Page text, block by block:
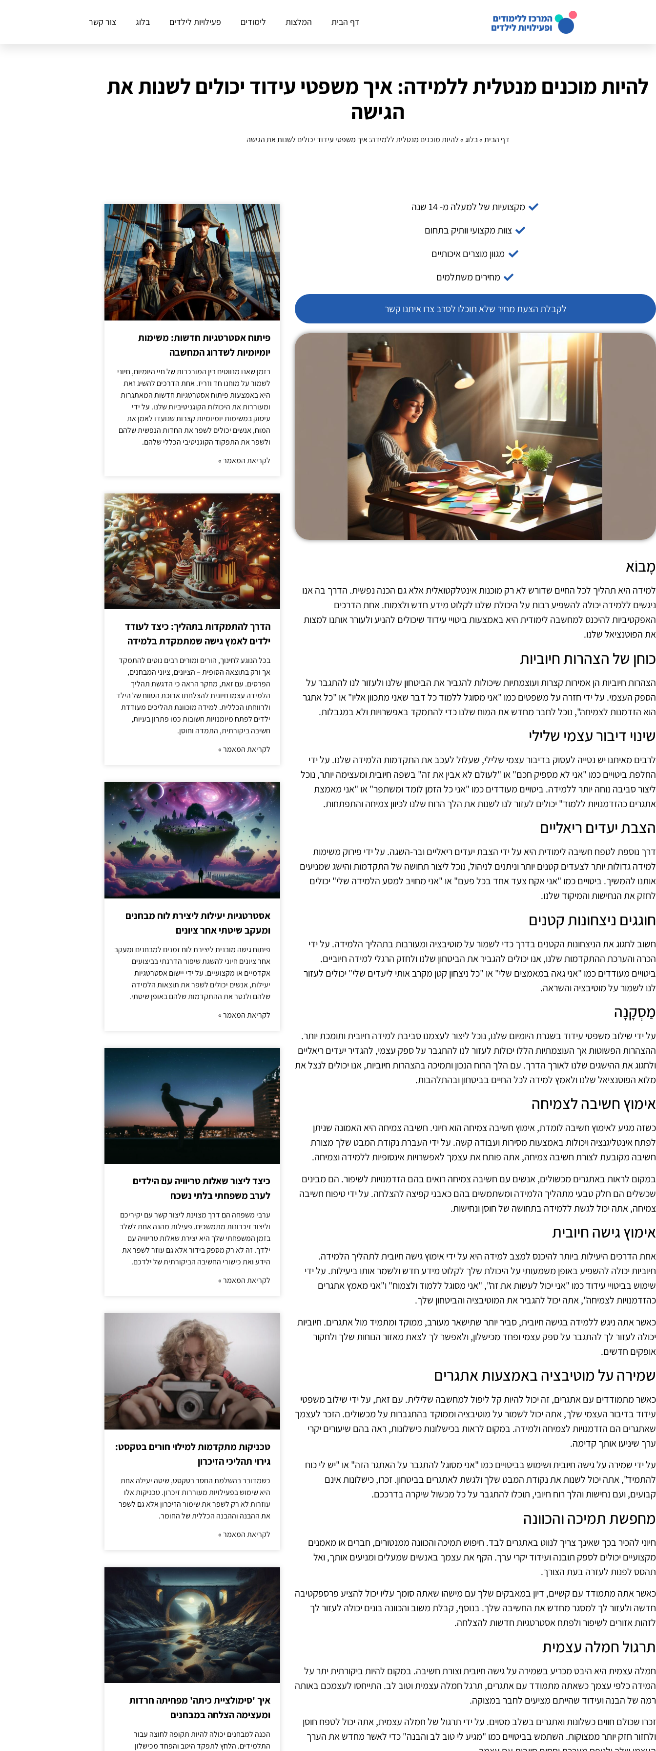
דף הבית המלצות לימודים פעילויות לילדים בלוג צור קשר
להיות מוכנים מנטלית ללמידה: איך משפטי עידוד יכולים לשנות את
הגישה
דף הבית»בלוג»להיות מוכנים מנטלית ללמידה: איך משפטי עידוד יכולים לשנות את הגישה
מקצועיות של למעלה מ- 14 שנה
צוות מקצועי וותיק בתחום
מגוון מוצרים איכותיים
מחירים משתלמים
לקבלת הצעת מחיר שלא תוכלו לסרב צרו איתנו קשר
מָבוֹא
למידה היא תהליך לכל החיים שדורש לא רק מוכנות אינטלקטואלית אלא גם הכנה נפשית. הדרך בה אנו
ניגשים ללמידה יכולה להשפיע רבות על היכולת שלנו לקלוט מידע חדש ולצמוח. אחת הדרכים
האפקטיביות להיכנס למחשבה לימודית היא באמצעות ביטויי עידוד שיכולים להניע ולעורר אותנו למצות
את הפוטנציאל שלנו.
כוחן של הצהרות חיוביות
הצהרות חיוביות הן אמירות קצרות ועוצמתיות שיכולות להגביר את הביטחון שלנו ולעזור לנו להתגבר על
הספק העצמי. על ידי חזרה על משפטים כמו "אני מסוגל ללמוד כל דבר שאני מתכוון אליו" או "כל אתגר
הוא הזדמנות לצמיחה", נוכל לחבר מחדש את המוח שלנו כדי להתמקד באפשרויות ולא במגבלות.
שינוי דיבור עצמי שלילי
לרבים מאיתנו יש נטייה לעסוק בדיבור עצמי שלילי, שעלול לעכב את התקדמות הלמידה שלנו. על ידי
החלפת ביטויים כמו "אני לא מספיק חכם" או "לעולם לא אבין את זה" בשפה חיובית ומעצימה יותר, נוכל
ליצור סביבה נוחה יותר ללמידה. ביטויים מעודדים כמו "אני כל הזמן לומד ומשתפר" או "אני מאמצת
אתגרים כהזדמנויות ללמוד" יכולים לעזור לנו לשנות את הלך הרוח שלנו לכיוון צמיחה והתפתחות.
הצבת יעדים ריאליים
דרך נוספת לטפח חשיבה לימודית היא על ידי הצבת יעדים ריאליים ובר-השגה. על ידי פירוק משימות
למידה גדולות יותר לצעדים קטנים יותר וניתנים לניהול, נוכל ליצור תחושה של התקדמות והישג שמניעים
אותנו להמשיך. ביטויים כמו "אני אקח צעד אחד בכל פעם" או "אני מחויב למסע הלמידה שלי" יכולים
לחזק את הנחישות והמיקוד שלנו.
חוגגים ניצחונות קטנים
חשוב לחגוג את הניצחונות הקטנים בדרך כדי לשמור על מוטיבציה ומעורבות בתהליך הלמידה. על ידי
הכרה והערכת ההתקדמות שלנו, אנו יכולים להגביר את הביטחון שלנו ולחזק הרגלי למידה חיוביים.
ביטויים מעודדים כמו "אני גאה במאמצים שלי" או "כל ניצחון קטן מקרב אותי ליעדים שלי" יכולים לעזור
לנו לשמור על מוטיבציה והשראה.
מַסְקָנָה
על ידי שילוב משפטי עידוד בשגרת היומיום שלנו, נוכל ליצור לעצמנו סביבת למידה חיובית ותומכת יותר.
ההצהרות הפשוטות אך העוצמתיות הללו יכולות לעזור לנו להתגבר על ספק עצמי, להגדיר יעדים ריאליים
ולחגוג את ההישגים שלנו לאורך הדרך. עם הלך הרוח הנכון ותמיכה בהצהרות חיוביות, אנו יכולים לנצל את
מלוא הפוטנציאל שלנו ולאמץ למידה לכל החיים בביטחון ובהתלהבות.
אימוץ חשיבה לצמיחה
כשזה מגיע לאימוץ חשיבה לומדת, אימוץ חשיבה צמיחה הוא חיוני. חשיבה צמיחה היא האמונה שניתן
לפתח אינטליגנציה ויכולות באמצעות מסירות ועבודה קשה. על ידי העברת נקודת המבט שלך מצורת
חשיבה מקובעת לצורת חשיבה צמיחה, אתה פותח את עצמך לאפשרויות אינסופיות ללמידה וצמיחה.
במקום לראות באתגרים מכשולים, אנשים עם חשיבה צמיחה רואים בהם הזדמנויות לשיפור. הם מבינים
שכשלים הם חלק טבעי מתהליך הלמידה ומשתמשים בהם כאבני קפיצה להצלחה. על ידי טיפוח חשיבה
צמיחה, אתה יכול לגשת ללמידה בתחושה של חוסן ונחישות.
אימוץ גישה חיובית
אחת הדרכים היעילות ביותר להיכנס למצב למידה היא על ידי אימוץ גישה חיובית לתהליך הלמידה.
חיוביות יכולה להשפיע באופן משמעותי על היכולת שלך לקלוט מידע חדש ולשמר אותו ביעילות. על ידי
שימוש בביטויי עידוד כמו "אני יכול לעשות את זה", "אני מסוגל ללמוד ולצמוח" ו"אני מאמץ אתגרים
כהזדמנויות לצמיחה", אתה יכול להגביר את המוטיבציה והביטחון שלך.
כאשר אתה ניגש ללמידה בגישה חיובית, סביר יותר שתישאר מעורב, ממוקד ומתמיד מול אתגרים. חיוביות
יכולה לעזור לך להתגבר על ספק עצמי ופחד מכישלון, ולאפשר לך לצאת מאזור הנוחות שלך ולחקור
אופקים חדשים.
שמירה על מוטיבציה באמצעות אתגרים
כאשר מתמודדים עם אתגרים, זה יכול להיות קל ליפול למחשבה שלילית. עם זאת, על ידי שילוב משפטי
עידוד בדיבור העצמי שלך, אתה יכול לשמור על מוטיבציה וממוקד בהתגברות על מכשולים. הזכר לעצמך
שאתגרים הם הזדמנויות לצמיחה ולמידה. במקום לראות בכישלונות כישלונות, ראה בהם שיעורים יקרי
ערך שיניעו אותך קדימה.
על ידי שמירה על גישה חיובית ושימוש בביטויים כמו "אני מסוגל להתגבר על האתגר הזה" או "יש לי כוח
להתמיד", אתה יכול לשנות את נקודת המבט שלך ולגשת לאתגרים בביטחון. זכרו, כישלונות אינם
קבועים, ועם נחישות והלך רוח חיובי, תוכלו להתגבר על כל מכשול שיקרה בדרככם.
מחפשת תמיכה והכוונה
חיוני להכיר בכך שאינך צריך לנווט באתגרים לבד. חיפוש תמיכה והכוונה ממנטורים, חברים או מאמנים
מקצועיים יכולים לספק תובנה ועידוד יקרי ערך. הקף את עצמך באנשים שמעלים ומניעים אותך, ואל
תהסס לפנות לעזרה בעת הצורך.
כאשר אתה מתמודד עם קשיים, דיון במאבקים שלך עם מישהו שאתה סומך עליו יכול להציע פרספקטיבה
חדשה ולעזור לך למסגר מחדש את החשיבה שלך. בנוסף, קבלת משוב והכוונה בונים יכולה לעזור לך
לזהות אזורים לשיפור ולפתח אסטרטגיות חדשות להצלחה.
תרגול חמלה עצמית
חמלה עצמית היא היבט מכריע בשמירה על גישה חיובית וצורת חשיבה. במקום להיות ביקורתית יתר על
המידה כלפי עצמך כשאתה מתמודד עם אתגרים, תרגל חמלה עצמית וטוב לב. התייחסו לעצמכם באותה
רמה של הבנה ועידוד שהייתם מציעים לחבר במצוקה.
זכרו שכולם חווים כשלונות ואתגרים בשלב מסוים. על ידי תרגול של חמלה עצמית, אתה יכול לטפח חוסן
ולחזור חזק יותר ממצוקות. השתמש בביטויים כמו "מגיע לי טוב לב והבנה" כדי לאשר מחדש את הערך
פיתוח אסטרטגיות חדשות: משימות
יומיומיות לשדרוג המחשבה
בזמן שאנו מנווטים בין המורכבות של חיי היומיום, חיוני
לשמור על מוחנו חד וזריז. אחת הדרכים להשיג זאת
היא באמצעות פיתוח אסטרטגיות חדשות המאתגרות
ומעוררות את היכולות הקוגניטיביות שלנו. על ידי
עיסוק במשימות יומיומיות קצרות שנועדו לאמן את
המוח, אנשים יכולים לשפר את החדות הנפשית שלהם
ולשפר את התפקוד הקוגניטיבי הכללי שלהם.
לקריאת המאמר »
הדרך להתמקדות בתהליך: כיצד לעודד
ילדים לאמץ גישה שמתמקדת בלמידה
בכל הנוגע לחינוך, הורים ומורים רבים נוטים להתמקד
אך ורק בתוצאה הסופית – הציונים, ציוני המבחנים,
הפרסים. עם זאת, מחקר הראה כי הדגשת תהליך
הלמידה עצמו חיונית להצלחתו ארוכת הטווח של הילד
ולרווחתו הכללית. למידה מוכוונת תהליכים מעודדת
ילדים לפתח מיומנויות חשובות כמו פתרון בעיות,
חשיבה ביקורתית, התמדה וחוסן.
לקריאת המאמר »
אסטרטגיות יעילות ליצירת לוח מבחנים
ומעקב שיטתי אחר ציונים
פיתוח גישה מובנית ליצירת לוח זמנים למבחנים ומעקב
אחר ציונים חיוני להשגת שיפור הדרגתי בביצועים
אקדמיים או מקצועיים. על ידי יישום אסטרטגיות
יעילות, אנשים יכולים לשפר את תוצאות הלמידה
שלהם ולנטר את ההתקדמות שלהם באופן שיטתי.
לקריאת המאמר »
כיצד ליצור שאלות טריוויה עם הילדים
לערב משפחתי בלתי נשכח
ערבי משפחה הם דרך מצוינת ליצור קשר עם יקיריכם
וליצור זיכרונות מתמשכים. פעילות מהנה אחת לשלב
בזמן המשפחתי שלך היא יצירת שאלות טריוויה עם
ילדך. זה לא רק מספק בידור אלא גם עוזר לשפר את
הידע ואת כישורי החשיבה הביקורתית של ילדכם.
לקריאת המאמר »
טכניקות מתקדמות למילוי חורים בטקסט:
גירוי תהליכי הזיכרון
כשמדובר בהשלמת החסר בטקסט, שיטה יעילה אחת
היא שימוש בפעילויות מעוררות זיכרון. טכניקות אלו
עוזרות לא רק לשפר את שימור הזיכרון אלא גם לשפר
את ההבנה וההבנה הכללית של החומר.
לקריאת המאמר »
איך 'סימולציית כיתה' מפחיתה חרדות
ומעצימה הצלחה במבחנים
הכנה למבחנים יכולה להיות תקופה לחוצה עבור
התלמידים. הלחץ לתפקד היטב והפחד מכישלון